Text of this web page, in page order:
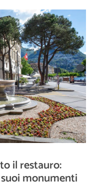
il restauro:
monumenti